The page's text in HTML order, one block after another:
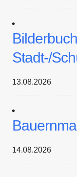
Stadt-/
13.08.2026
14.08.2026